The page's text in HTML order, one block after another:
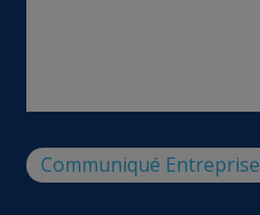
Communiqué Entreprise